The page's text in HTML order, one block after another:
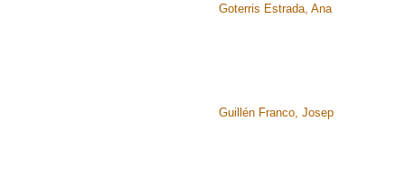
Goterris Estrada, Ana
Guillén Franco, Josep